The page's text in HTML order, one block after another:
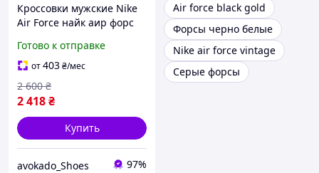
Кроссовки мужские Nike
Air Force найк аир форс
найки кеды крассовки
кроссы стильные
Готово к отправке
от403₴/мес
2 418₴
2 600 ₴
Купить
avokado_Shoes 97%
Air force black gold
Форсы черно белые
Nike air force vintage
Серые форсы